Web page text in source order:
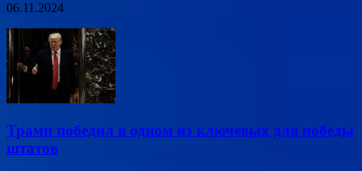
06.11.2024
Трамп победил в одном из ключевых для победы
штатов